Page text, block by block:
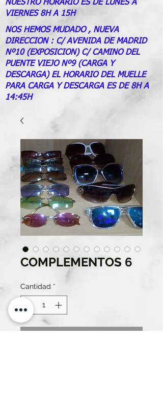
NUESTRO HORARIO ES DE LUNES A
VIERNES 8H A 15H
NOS HEMOS MUDADO , NUEVA
DIRECCION : C/ AVENIDA DE MADRID
Nº10 (EXPOSICION) C/ CAMINO DEL
PUENTE VIEJO Nº9 (CARGA Y
DESCARGA) EL HORARIO DEL MUELLE
PARA CARGA Y DESCARGA ES DE 8H A
14:45H
COMPLEMENTOS 6
Cantidad *